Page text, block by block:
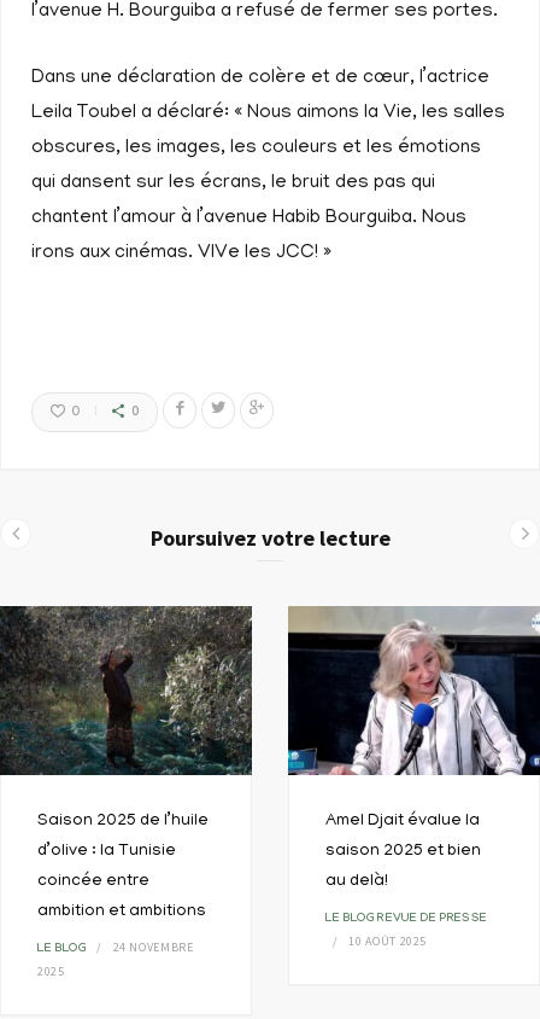
l’avenue H. Bourguiba a refusé de fermer ses portes.
Dans une déclaration de colère et de cœur, l’actrice
Leila Toubel a déclaré: « Nous aimons la Vie, les salles
obscures, les images, les couleurs et les émotions
qui dansent sur les écrans, le bruit des pas qui
chantent l’amour à l’avenue Habib Bourguiba. Nous
irons aux cinémas. VIVe les JCC! »
0 0
Poursuivez votre lecture
Saison 2025 de l’huile
d’olive : la Tunisie
coincée entre
ambition et ambitions
LE BLOG
24 NOVEMBRE
2025
Amel Djait évalue la
saison 2025 et bien
au delà!
LE BLOG REVUE DE PRESSE
10 AOÛT 2025